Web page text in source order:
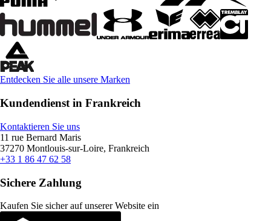
Entdecken Sie alle unsere Marken
Kundendienst in Frankreich
Kontaktieren Sie uns
11 rue Bernard Maris
37270 Montlouis-sur-Loire, Frankreich
+33 1 86 47 62 58
Sichere Zahlung
Kaufen Sie sicher auf unserer Website ein